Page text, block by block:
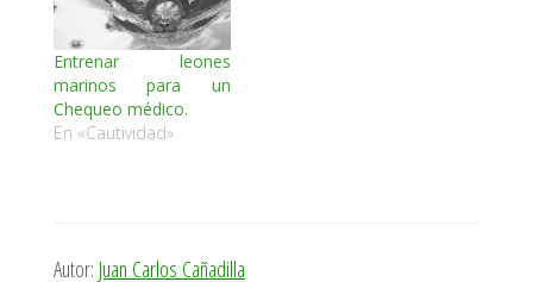
Entrenar leones
marinos para un
Chequeo médico.
En «Cautividad»
Autor: Juan Carlos Cañadilla